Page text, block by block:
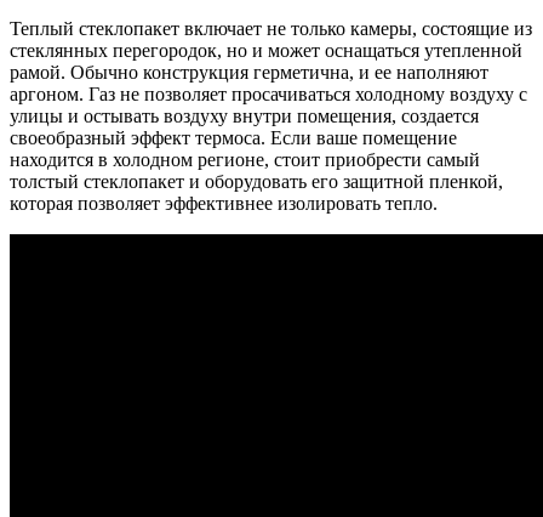
Теплый стеклопакет включает не только камеры, состоящие из
стеклянных перегородок, но и может оснащаться утепленной
рамой. Обычно конструкция герметична, и ее наполняют
аргоном. Газ не позволяет просачиваться холодному воздуху с
улицы и остывать воздуху внутри помещения, создается
своеобразный эффект термоса. Если ваше помещение
находится в холодном регионе, стоит приобрести самый
толстый стеклопакет и оборудовать его защитной пленкой,
которая позволяет эффективнее изолировать тепло.